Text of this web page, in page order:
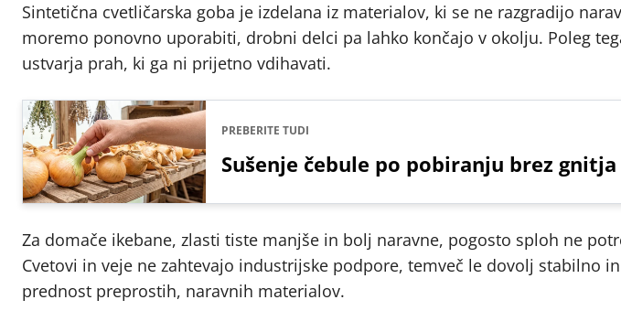
Sintetična cvetličarska goba je izdelana iz materialov, ki se ne razgradijo
moremo ponovno uporabiti, drobni delci pa lahko končajo v okolju. Poleg
ustvarja prah, ki ga ni prijetno vdihavati.
PREBERITE TUDI
Sušenje čebule po pobiranju brez gnitja
Za domače ikebane, zlasti tiste manjše in bolj naravne, pogosto sploh ne
Cvetovi in veje ne zahtevajo industrijske podpore, temveč le dovolj stabilno
prednost preprostih, naravnih materialov.